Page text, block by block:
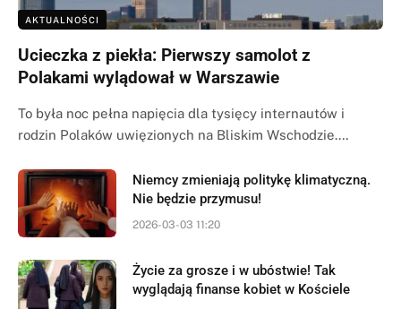
AKTUALNOŚCI
Ucieczka z piekła: Pierwszy samolot z
Polakami wylądował w Warszawie
To była noc pełna napięcia dla tysięcy internautów i
rodzin Polaków uwięzionych na Bliskim Wschodzie.…
Niemcy zmieniają politykę klimatyczną.
Nie będzie przymusu!
2026-03-03 11:20
Życie za grosze i w ubóstwie! Tak
wyglądają finanse kobiet w Kościele